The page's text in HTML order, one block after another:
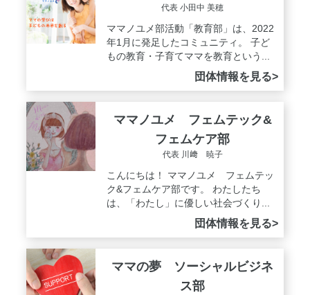
代表 小田中 美穂
ママノユメ部活動「教育部」は、2022
年1月に発足したコミュニティ。 子ど
もの教育・子育てママを教育という...
団体情報を見る>
ママノユメ フェムテック&
フェムケア部
代表 川﨑 暁子
こんにちは！ ママノユメ フェムテッ
ク&フェムケア部です。 わたしたち
は、「わたし」に優しい社会づくり...
団体情報を見る>
ママの夢 ソーシャルビジネ
ス部